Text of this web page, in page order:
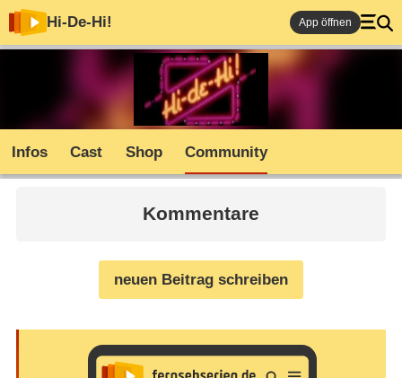
Hi-De-Hi! App öffnen
Infos Cast Shop Community
Kommentare
neuen Beitrag schreiben